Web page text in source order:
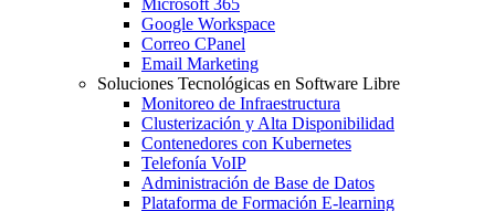
Microsoft 365
Google Workspace
Correo CPanel
Email Marketing
Soluciones Tecnológicas en Software Libre
Monitoreo de Infraestructura
Clusterización y Alta Disponibilidad
Contenedores con Kubernetes
Telefonía VoIP
Administración de Base de Datos
Plataforma de Formación E-learning